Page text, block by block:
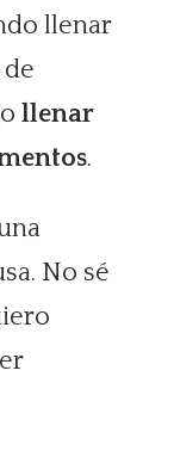
llenar
llenar
.
No sé